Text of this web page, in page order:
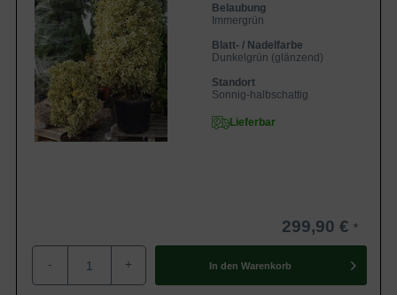
Belaubung
Immergrün
Blatt- / Nadelfarbe
Dunkelgrün (glänzend)
Standort
Sonnig-halbschattig
Lieferbar
299,90 €
- + In den Warenkorb